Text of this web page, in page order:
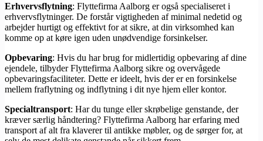
Erhvervsflytning: Flyttefirma Aalborg er også specialiseret i
erhvervsflytninger. De forstår vigtigheden af minimal nedetid og
arbejder hurtigt og effektivt for at sikre, at din virksomhed kan
komme op at køre igen uden unødvendige forsinkelser.
Opbevaring: Hvis du har brug for midlertidig opbevaring af dine
ejendele, tilbyder Flyttefirma Aalborg sikre og overvågede
opbevaringsfaciliteter. Dette er ideelt, hvis der er en forsinkelse
mellem fraflytning og indflytning i dit nye hjem eller kontor.
Specialtransport: Har du tunge eller skrøbelige genstande, der
kræver særlig håndtering? Flyttefirma Aalborg har erfaring med
transport af alt fra klaverer til antikke møbler, og de sørger for, at